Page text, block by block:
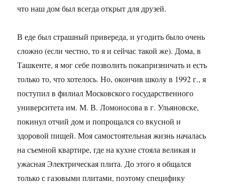
что наш дом был всегда открыт для друзей.
В еде был страшный привереда, и угодить было очень
сложно (если честно, то я и сейчас такой же). Дома, в
Ташкенте, я мог себе позволить покапризничать и есть
только то, что хотелось. Но, окончив школу в 1992 г., я
поступил в филиал Московского государственного
университета им. М. В. Ломоносова в г. Ульяновске,
покинул отчий дом и попрощался со вкусной и
здоровой пищей. Моя самостоятельная жизнь началась
на съемной квартире, где на кухне стояла великая и
ужасная Электрическая плита. До этого я общался
только с газовыми плитами, поэтому специфику